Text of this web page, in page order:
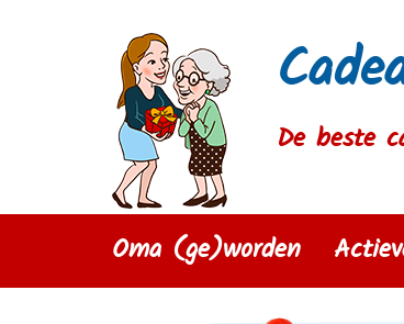
De beste
Oma (ge)worden